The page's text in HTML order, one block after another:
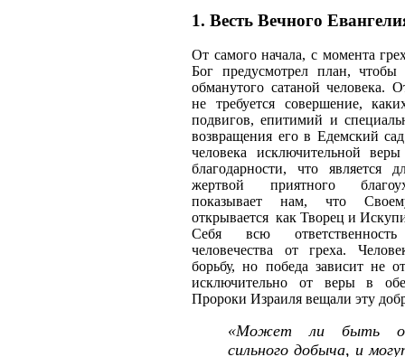
1. Весть Вечного
От самого начала, с момента
Бог предусмотрел план, чтобы
обманутого сатаной человека.
не требуется совершение,
подвигов, епитимий и
возвращения его в Едемский
человека исключительной
благодарности, что является
жертвой приятного
показывает нам, что
открывается как Творец и
Себя всю
человечества от греха.
борьбу, но победа зависит не
исключительно от веры в
Пророки Израиля вещали эту
«Может ли быть
сильного добыча, и